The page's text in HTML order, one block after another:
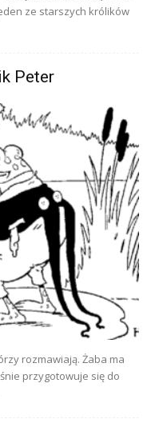
ze starszych królików
Peter
rozmawiają. Żaba ma
przygotowuje się do